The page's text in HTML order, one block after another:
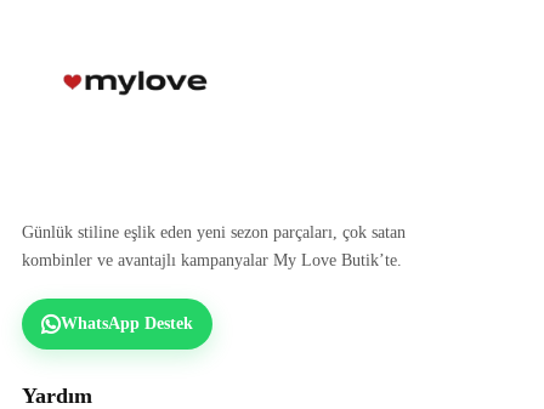
Günlük stiline eşlik eden yeni sezon parçaları, çok satan
kombinler ve avantajlı kampanyalar My Love Butik’te.
WhatsApp Destek
Yardım